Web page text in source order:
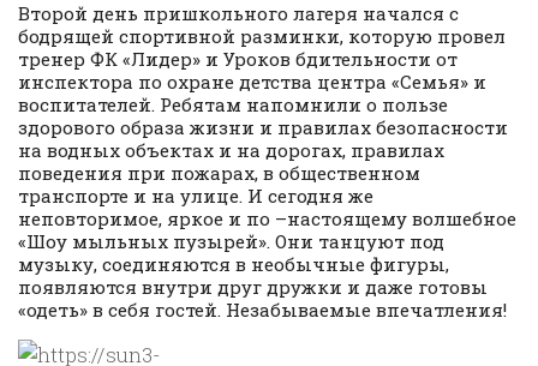
Второй день пришкольного лагеря начался с
бодрящей спортивной разминки, которую провел
тренер ФК «Лидер» и Уроков бдительности от
инспектора по охране детства центра «Семья» и
воспитателей. Ребятам напомнили о пользе
здорового образа жизни и правилах безопасности
на водных объектах и на дорогах, правилах
поведения при пожарах, в общественном
транспорте и на улице. И сегодня же
неповторимое, яркое и по –настоящему волшебное
«Шоу мыльных пузырей». Они танцуют под
музыку, соединяются в необычные фигуры,
появляются внутри друг дружки и даже готовы
«одеть» в себя гостей. Незабываемые впечатления!